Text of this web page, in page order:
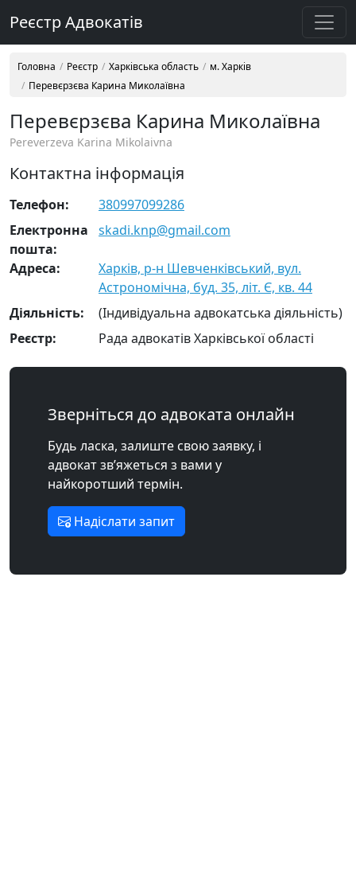
Реєстр Адвокатів
Головна Реєстр Харківська область
м. Харків
Перевєрзєва Карина Миколаївна
Перевєрзєва Карина Миколаївна
Pereverzeva Karina Mikolaivna
Контактна інформація
Телефон:
380997099286
Електронна
пошта:
skadi.knp@gmail.com
Адреса:
Харків, р-н Шевченківський, вул.
Астрономічна, буд. 35, літ. Є, кв. 44
Діяльність:
(Індивідуальна адвокатська діяльність)
Реєстр:
Рада адвокатів Харківської області
Зверніться до адвоката онлайн
Будь ласка, залиште свою заявку, і
адвокат зв’яжеться з вами у
найкоротший термін.
Надіслати запит